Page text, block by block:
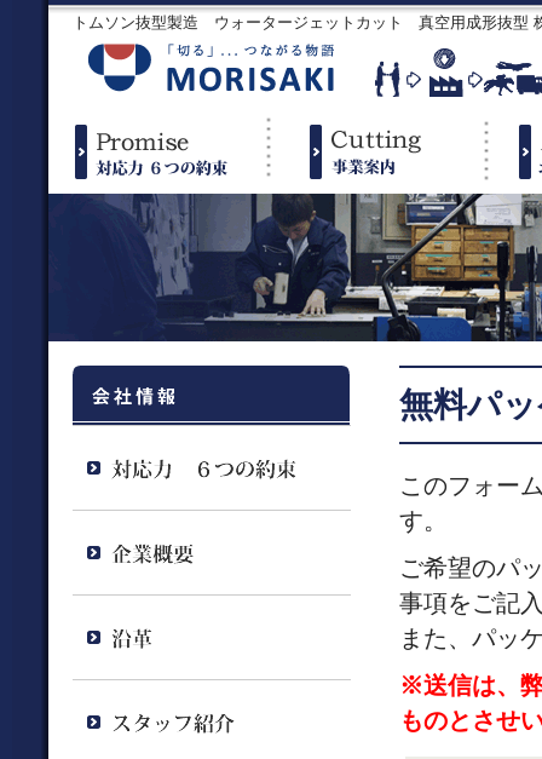
トムソン抜型製造 ウォータージェットカット 真空用成形抜
無料パ
このフォー
す。
ご希望のパ
事項をご記
また、パッ
※送信は、
ものとさせ